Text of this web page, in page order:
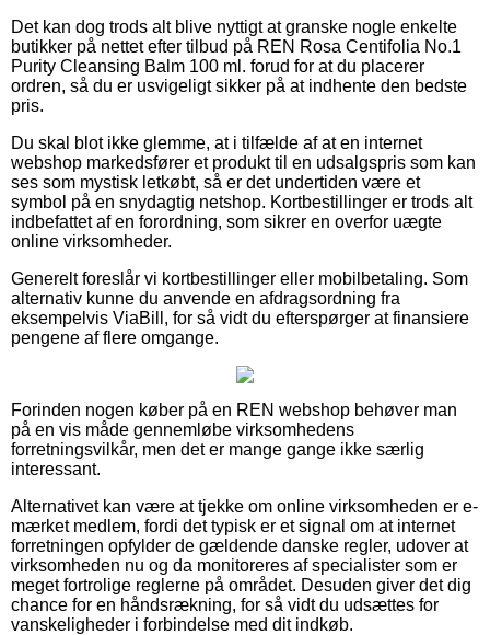
Det kan dog trods alt blive nyttigt at granske nogle enkelte
butikker på nettet efter tilbud på REN Rosa Centifolia No.1
Purity Cleansing Balm 100 ml. forud for at du placerer
ordren, så du er usvigeligt sikker på at indhente den bedste
pris.
Du skal blot ikke glemme, at i tilfælde af at en internet
webshop markedsfører et produkt til en udsalgspris som kan
ses som mystisk letkøbt, så er det undertiden være et
symbol på en snydagtig netshop. Kortbestillinger er trods alt
indbefattet af en forordning, som sikrer en overfor uægte
online virksomheder.
Generelt foreslår vi kortbestillinger eller mobilbetaling. Som
alternativ kunne du anvende en afdragsordning fra
eksempelvis ViaBill, for så vidt du efterspørger at finansiere
pengene af flere omgange.
Forinden nogen køber på en REN webshop behøver man
på en vis måde gennemløbe virksomhedens
forretningsvilkår, men det er mange gange ikke særlig
interessant.
Alternativet kan være at tjekke om online virksomheden er e-
mærket medlem, fordi det typisk er et signal om at internet
forretningen opfylder de gældende danske regler, udover at
virksomheden nu og da monitoreres af specialister som er
meget fortrolige reglerne på området. Desuden giver det dig
chance for en håndsrækning, for så vidt du udsættes for
vanskeligheder i forbindelse med dit indkøb.